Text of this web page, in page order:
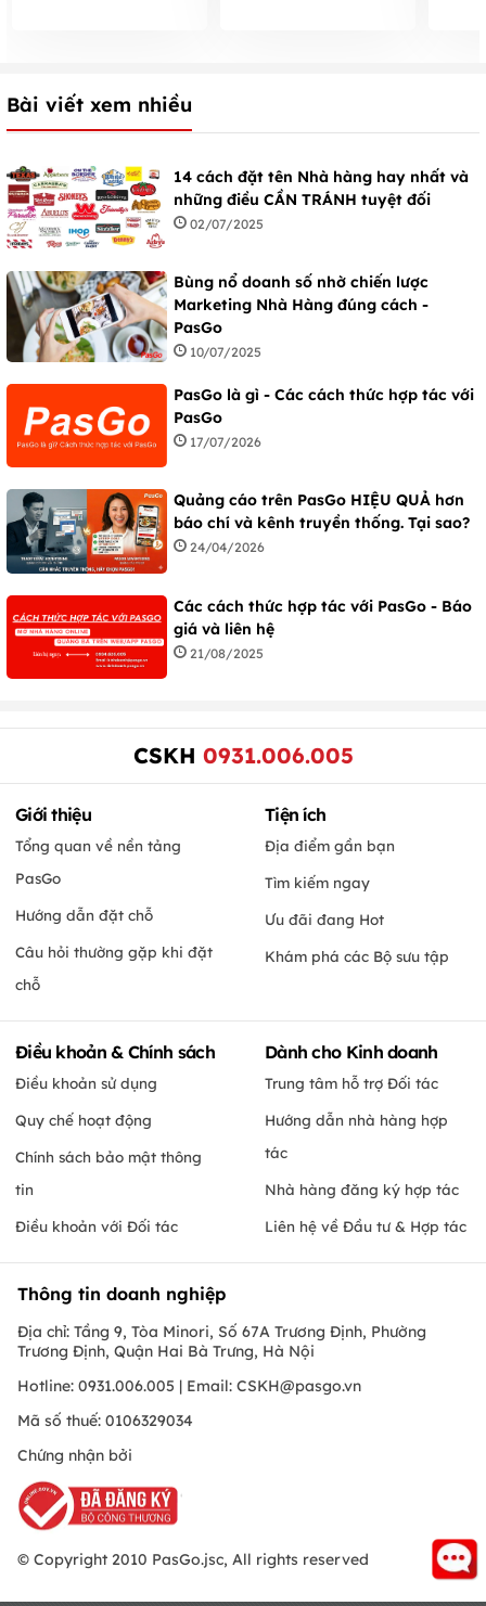
Bài viết xem nhiều
14 cách đặt tên Nhà hàng hay nhất và
những điều CẦN TRÁNH tuyệt đối
02/07/2025
Bùng nổ doanh số nhờ chiến lược
Marketing Nhà Hàng đúng cách -
PasGo
10/07/2025
PasGo là gì - Các cách thức hợp tác với
PasGo
17/07/2026
Quảng cáo trên PasGo HIỆU QUẢ hơn
báo chí và kênh truyền thống. Tại sao?
24/04/2026
Các cách thức hợp tác với PasGo - Báo
giá và liên hệ
21/08/2025
CSKH 0931.006.005
Giới thiệu
Tổng quan về nền tảng
PasGo
Hướng dẫn đặt chỗ
Câu hỏi thường gặp khi đặt
chỗ
Tiện ích
Địa điểm gần bạn
Tìm kiếm ngay
Ưu đãi đang Hot
Khám phá các Bộ sưu tập
Điều khoản & Chính sách
Điều khoản sử dụng
Quy chế hoạt động
Chính sách bảo mật thông
tin
Điều khoản với Đối tác
Dành cho Kinh doanh
Trung tâm hỗ trợ Đối tác
Hướng dẫn nhà hàng hợp
tác
Nhà hàng đăng ký hợp tác
Liên hệ về Đầu tư & Hợp tác
Thông tin doanh nghiệp
Địa chỉ: Tầng 9, Tòa Minori, Số 67A Trương Định, Phường
Trương Định, Quận Hai Bà Trưng, Hà Nội
Hotline: 0931.006.005 | Email: CSKH@pasgo.vn
Mã số thuế: 0106329034
Chứng nhận bởi
© Copyright 2010 PasGo.jsc, All rights reserved